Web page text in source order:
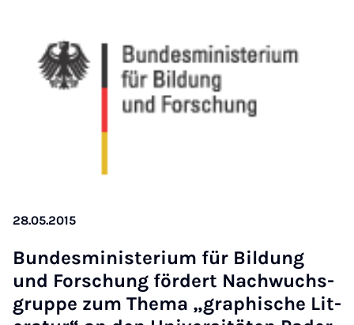
28.05.2015
Bundesmin­is­teri­um für Bildung
und Forschung fördert Nachwuchs­
gruppe zum Thema „graph­is­che Lit­